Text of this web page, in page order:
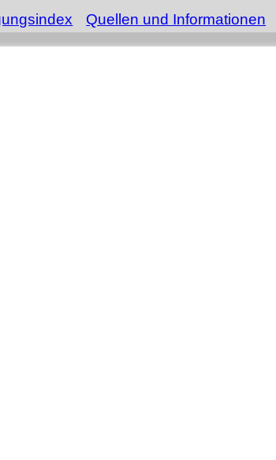
Quellen und Informationen